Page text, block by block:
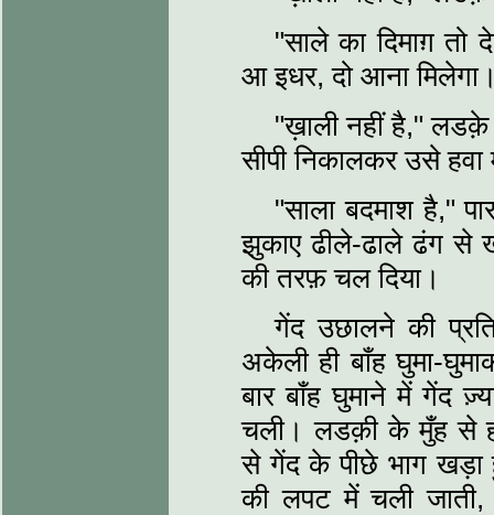
"साले का दिमाग़ तो
आ इधर, दो आना
"ख़ाली नहीं है,"
सीपी निकालकर उसे
"साला बदमाश है,"
झुकाए ढीले-ढाले ढंग से
की तरफ़ चल दिया।
गेंद उछालने की
अकेली ही बाँह घुमा-
बार बाँह घुमाने में गेंद
चली। लडक़ी के मुँह से
से गेंद के पीछे भाग
की लपट में चली